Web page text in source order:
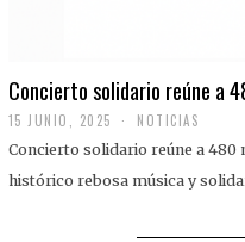
Concierto solidario reúne a
15 JUNIO, 2025 NOTICIAS
Concierto solidario reúne a 480
histórico rebosa música y